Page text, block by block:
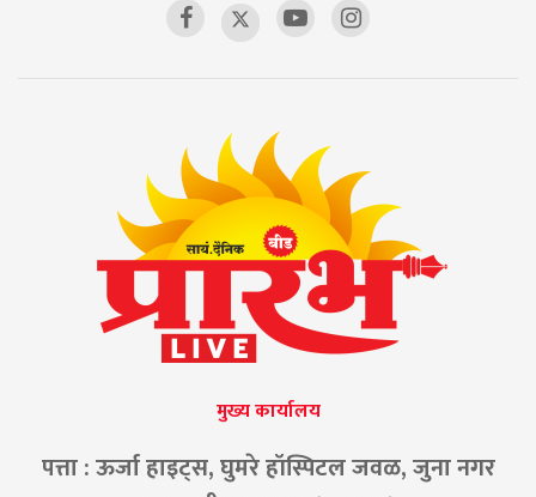
मुख्य कार्यालय
पत्ता : ऊर्जा हाइट्स, घुमरे हॉस्पिटल जवळ, जुना नगर